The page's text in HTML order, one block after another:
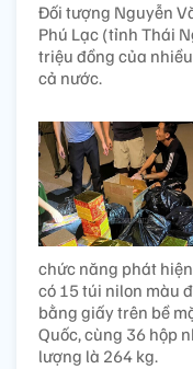
Đối tượng Nguyễn
Phú Lạc (tỉnh Thái
triệu đồng của
cả nước.
chức năng phát
có 15 túi nilon màu
bằng giấy trên bề
Quốc, cùng 36 hộp
lượng là 264 kg.